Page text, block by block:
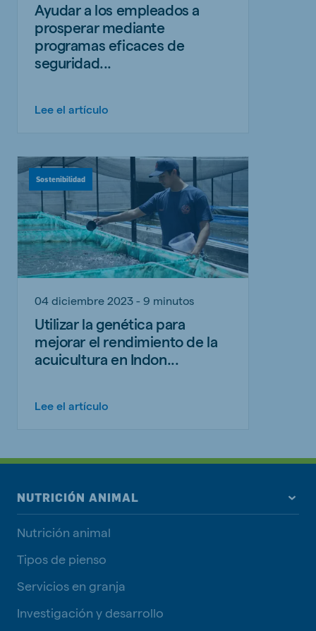
Ayudar a los empleados a
prosperar mediante
programas eficaces de
seguridad...
Lee el artículo
Sostenibilidad
04 diciembre 2023 - 9 minutos
Utilizar la genética para
mejorar el rendimiento de la
acuicultura en Indon...
Lee el artículo
NUTRICIÓN ANIMAL
Nutrición animal
Tipos de pienso
Servicios en granja
Investigación y desarrollo